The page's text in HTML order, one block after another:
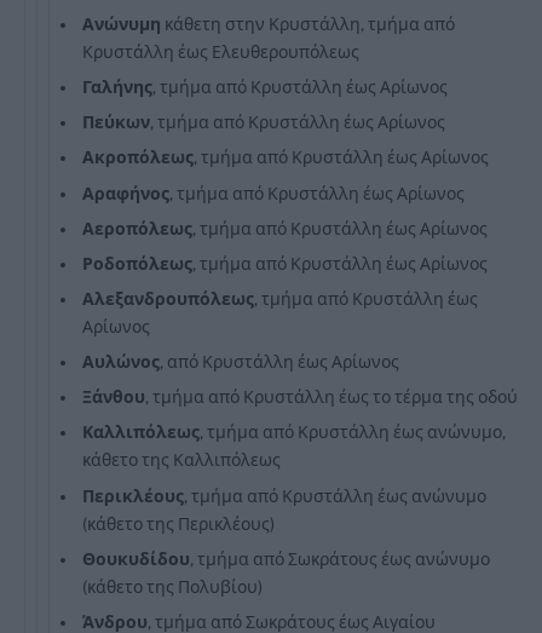
Ανώνυμη κάθετη στην Κρυστάλλη, τμήμα από
Κρυστάλλη έως Ελευθερουπόλεως
Γαλήνης, τμήμα από Κρυστάλλη έως Αρίωνος
Πεύκων, τμήμα από Κρυστάλλη έως Αρίωνος
Ακροπόλεως, τμήμα από Κρυστάλλη έως Αρίωνος
Αραφήνος, τμήμα από Κρυστάλλη έως Αρίωνος
Αεροπόλεως, τμήμα από Κρυστάλλη έως Αρίωνος
Ροδοπόλεως, τμήμα από Κρυστάλλη έως Αρίωνος
Αλεξανδρουπόλεως, τμήμα από Κρυστάλλη έως
Αρίωνος
Αυλώνος, από Κρυστάλλη έως Αρίωνος
Ξάνθου, τμήμα από Κρυστάλλη έως το τέρμα της οδού
Καλλιπόλεως, τμήμα από Κρυστάλλη έως ανώνυμο,
κάθετο της Καλλιπόλεως
Περικλέους, τμήμα από Κρυστάλλη έως ανώνυμο
(κάθετο της Περικλέους)
Θουκυδίδου, τμήμα από Σωκράτους έως ανώνυμο
(κάθετο της Πολυβίου)
Άνδρου, τμήμα από Σωκράτους έως Αιγαίου